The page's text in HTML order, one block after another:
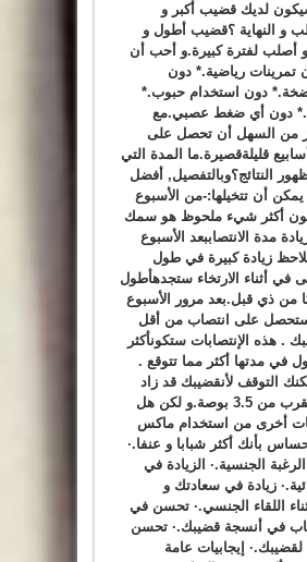
لديك قضيب أكبر و
و النهاية ؟قضيب أطول و
أصلب لفترة كبيرة.و أحب أن
تمرينات رياضية.* دون
دون استخدام حبوب.*
دون أي ضغط عصبي.مع
من السهل أن تحصل على
قليلةقصيرة.ما المدة التي
النتائج؟وبالتفصيل, أفضل
يمكن أن تتخيلها:-من الأسبوع
أكثر شيء ملحوظ هو سمك
مدة الانتصاببعد الأسبوع
زيادة كبيرة في طول
في أثناء الارتخاء ستجدهأطول
من ذي قبل.بعد مرور الأسبوع
على انتصاب من أقل
. هذه الإنتصابات ستكونأكثر
في مدتها أكثر مما تتوقع .
التوقف لأنقضيبك قد زاد
بمقدار ما يقرب من 3.5 بوصة.و لكن هل
أخرى من استخدام ماكس
بأنك أكثر شبابا و عنفا.·
الجنسية.· الزيادة في
زيادة في سعادتك و
اللقاء الجنسي.· تحسن في
في أنسجة قضيبك.· تحسن
إيجابيات عامة